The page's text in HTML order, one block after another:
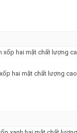
hai mặt chất lượng cao